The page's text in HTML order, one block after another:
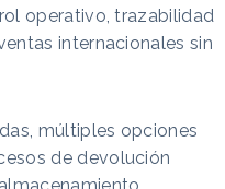
operativo, trazabilidad
internacionales sin
múltiples opciones
de devolución